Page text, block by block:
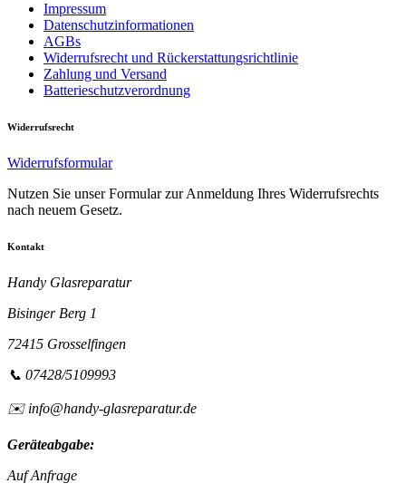
Impressum
Datenschutzinformationen
AGBs
Widerrufsrecht und Rückerstattungsrichtlinie
Zahlung und Versand
Batterieschutzverordnung
Widerrufsrecht
Widerrufsformular
Nutzen Sie unser Formular zur Anmeldung Ihres Widerrufsrechts
nach neuem Gesetz.
Kontakt
Handy Glasreparatur
Bisinger Berg 1
72415 Grosselfingen
📞 07428/5109993
✉️ info@handy-glasreparatur.de
Geräteabgabe:
Auf Anfrage